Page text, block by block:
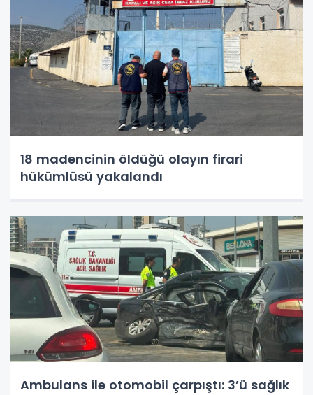
18 madencinin öldüğü olayın firari
hükümlüsü yakalandı
Ambulans ile otomobil çarpıştı: 3’ü sağlık